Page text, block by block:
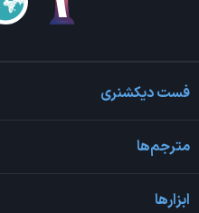
فست دیکشنری
مترجم‌ها
ابزارها